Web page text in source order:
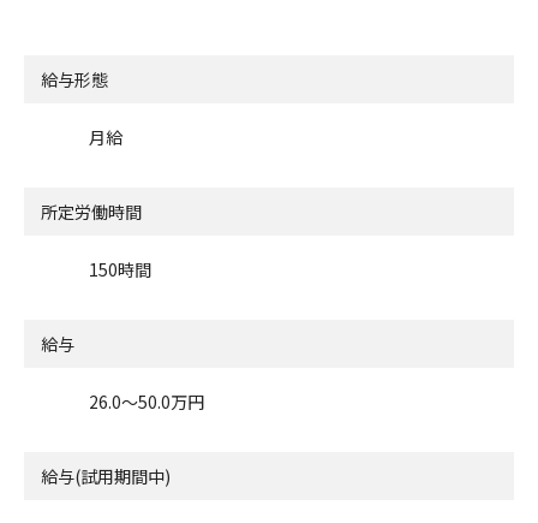
給与形態
月給
所定労働時間
150時間
給与
26.0〜50.0万円
給与(試用期間中)